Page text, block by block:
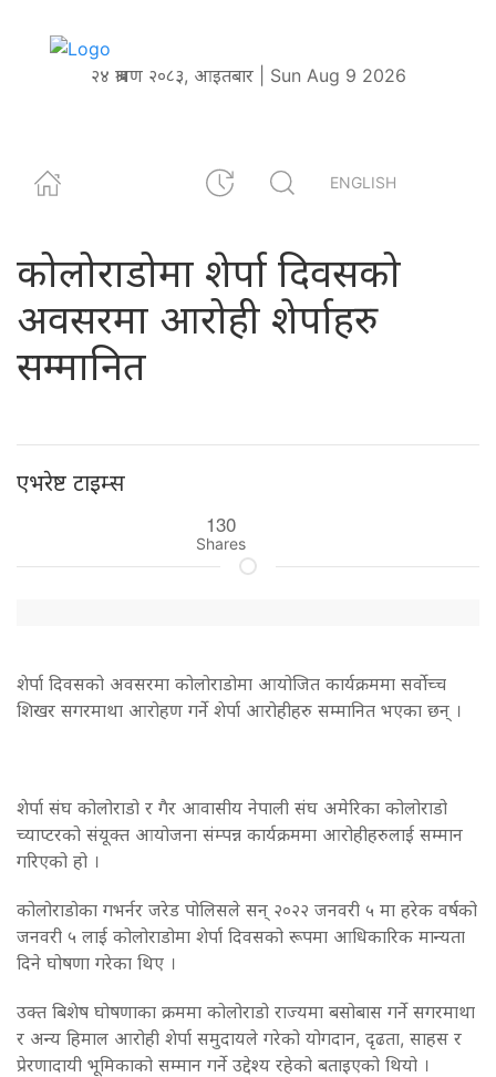
२४ श्रावण २०८३, आइतबार | Sun Aug 9 2026
ENGLISH
कोलोराडोमा शेर्पा दिवसको
अवसरमा आरोही शेर्पाहरु
सम्मानित
एभरेष्ट टाइम्स
130
Shares
शेर्पा दिवसको अवसरमा कोलोराडोमा आयोजित कार्यक्रममा सर्वोच्च
शिखर सगरमाथा आरोहण गर्ने शेर्पा आरोहीहरु सम्मानित भएका छन् ।
शेर्पा संघ कोलोराडो र गैर आवासीय नेपाली संघ अमेरिका कोलोराडो
च्याप्टरको संयूक्त आयोजना संम्पन्न कार्यक्रममा आरोहीहरुलाई सम्मान
गरिएको हो ।
कोलोराडोका गभर्नर जरेड पोलिसले सन् २०२२ जनवरी ५ मा हरेक वर्षको
जनवरी ५ लाई कोलोराडोमा शेर्पा दिवसको रूपमा आधिकारिक मान्यता
दिने घोषणा गरेका थिए ।
उक्त बिशेष घोषणाका क्रममा कोलोराडो राज्यमा बसोबास गर्ने सगरमाथा
र अन्य हिमाल आरोही शेर्पा समुदायले गरेको योगदान, दृढता, साहस र
प्रेरणादायी भूमिकाको सम्मान गर्ने उद्देश्य रहेको बताइएको थियो ।